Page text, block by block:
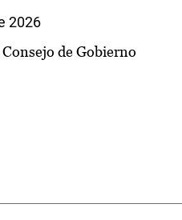
2026
de Gobierno